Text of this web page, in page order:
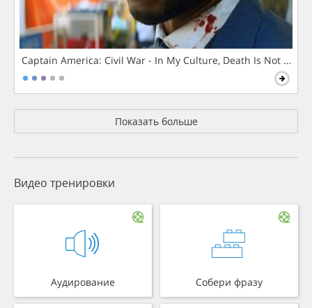
Captain America: Civil War - In My Culture, Death Is Not The
Показать больше
Видео тренировки
Аудирование Собери фразу